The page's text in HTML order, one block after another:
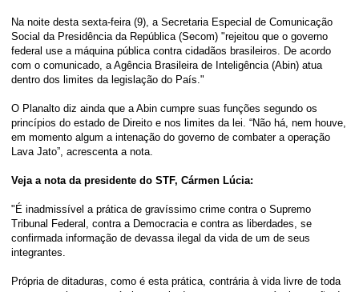
Na noite desta sexta-feira (9), a Secretaria Especial de Comunicação
Social da Presidência da República (Secom) "rejeitou que o governo
federal use a máquina pública contra cidadãos brasileiros. De acordo
com o comunicado, a Agência Brasileira de Inteligência (Abin) atua
dentro dos limites da legislação do País."
O Planalto diz ainda que a Abin cumpre suas funções segundo os
princípios do estado de Direito e nos limites da lei. “Não há, nem houve,
em momento algum a intenação do governo de combater a operação
Lava Jato”, acrescenta a nota.
Veja a nota da presidente do STF, Cármen Lúcia:
"É inadmissível a prática de gravíssimo crime contra o Supremo
Tribunal Federal, contra a Democracia e contra as liberdades, se
confirmada informação de devassa ilegal da vida de um de seus
integrantes.
Própria de ditaduras, como é esta prática, contrária à vida livre de toda